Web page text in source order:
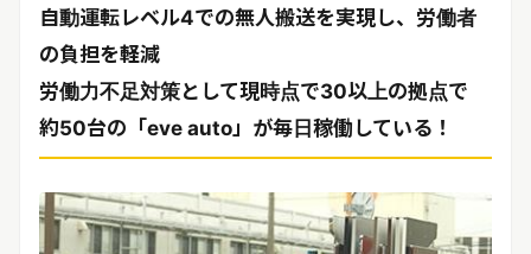
自動運転レベル4での無人搬送を実現し、労働者
の負担を軽減
労働力不足対策として現時点で30以上の拠点で
約50台の「eve auto」が毎日稼働している！